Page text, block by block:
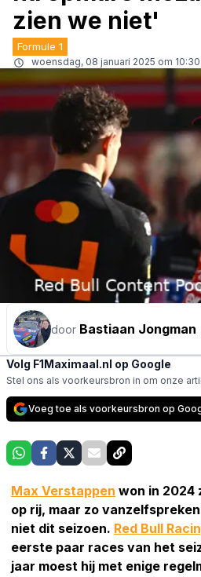
zien we niet'
Formule 1
woensdag, 08 januari 2025 om 10:30
door Bastiaan Jongman
Volg F1Maximaal.nl op Google
Stel ons als voorkeursbron in om onze
Voeg toe als voorkeursbron op
Max Verstappen won in 2024
op rij, maar zo
niet dit seizoen. Red Bull
eerste paar races van het
jaar moest hij met enige